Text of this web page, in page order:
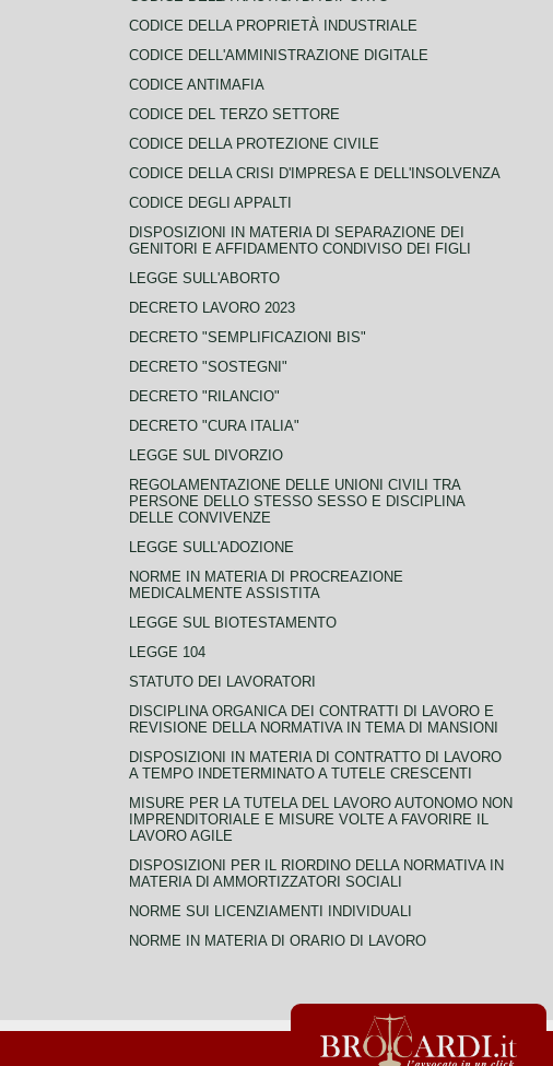
CODICE DELLA PROPRIETÀ INDUSTRIALE
CODICE DELL'AMMINISTRAZIONE DIGITALE
CODICE ANTIMAFIA
CODICE DEL TERZO SETTORE
CODICE DELLA PROTEZIONE CIVILE
CODICE DELLA CRISI D'IMPRESA E DELL'INSOLVENZA
CODICE DEGLI APPALTI
DISPOSIZIONI IN MATERIA DI SEPARAZIONE DEI
GENITORI E AFFIDAMENTO CONDIVISO DEI FIGLI
LEGGE SULL'ABORTO
DECRETO LAVORO 2023
DECRETO "SEMPLIFICAZIONI BIS"
DECRETO "SOSTEGNI"
DECRETO "RILANCIO"
DECRETO "CURA ITALIA"
LEGGE SUL DIVORZIO
REGOLAMENTAZIONE DELLE UNIONI CIVILI TRA
PERSONE DELLO STESSO SESSO E DISCIPLINA
DELLE CONVIVENZE
LEGGE SULL'ADOZIONE
NORME IN MATERIA DI PROCREAZIONE
MEDICALMENTE ASSISTITA
LEGGE SUL BIOTESTAMENTO
LEGGE 104
STATUTO DEI LAVORATORI
DISCIPLINA ORGANICA DEI CONTRATTI DI LAVORO E
REVISIONE DELLA NORMATIVA IN TEMA DI MANSIONI
DISPOSIZIONI IN MATERIA DI CONTRATTO DI LAVORO
A TEMPO INDETERMINATO A TUTELE CRESCENTI
MISURE PER LA TUTELA DEL LAVORO AUTONOMO NON
IMPRENDITORIALE E MISURE VOLTE A FAVORIRE IL
LAVORO AGILE
DISPOSIZIONI PER IL RIORDINO DELLA NORMATIVA IN
MATERIA DI AMMORTIZZATORI SOCIALI
NORME SUI LICENZIAMENTI INDIVIDUALI
NORME IN MATERIA DI ORARIO DI LAVORO